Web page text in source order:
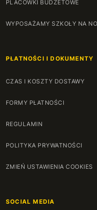
PLACÓWKI BUDŻETOWE
WYPOSAŻAMY SZKOŁY NA
PŁATNOŚCI I DOKUMENTY
CZAS I KOSZTY DOSTAWY
FORMY PŁATNOŚCI
REGULAMIN
POLITYKA PRYWATNOŚCI
ZMIEŃ USTAWIENIA COOKIES
SOCIAL MEDIA